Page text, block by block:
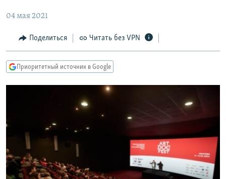
Вернутся
Вернутся
МНЕНИЯ
КУЛЬТУРА
КАВКАЗ.РЕАЛИИ
СИБИРЬ.РЕАЛИИ
РАСПИСАНИЕ ВЕЩАНИЯ
ПОДПИШИТЕСЬ НА РАССЫЛКУ
СОЦИАЛЬНЫЕ СЕТИ
04 мая 2021
Поделиться Читать без VPN
Приоритетный источник в Google